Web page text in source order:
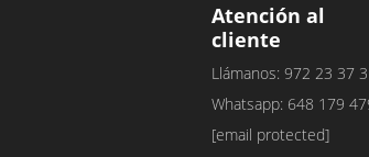
Atención al
cliente
Llámanos: 972 23 37
Whatsapp: 648 179
[email protected]